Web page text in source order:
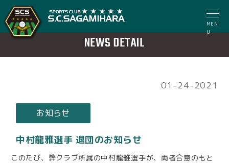
MEN
U
NEWS DETAIL
01-24-2021
お知らせ
中村龍雅選手 退団のお知らせ
このたび、弊クラブ所属の中村龍雅選手が、両者合意のもと